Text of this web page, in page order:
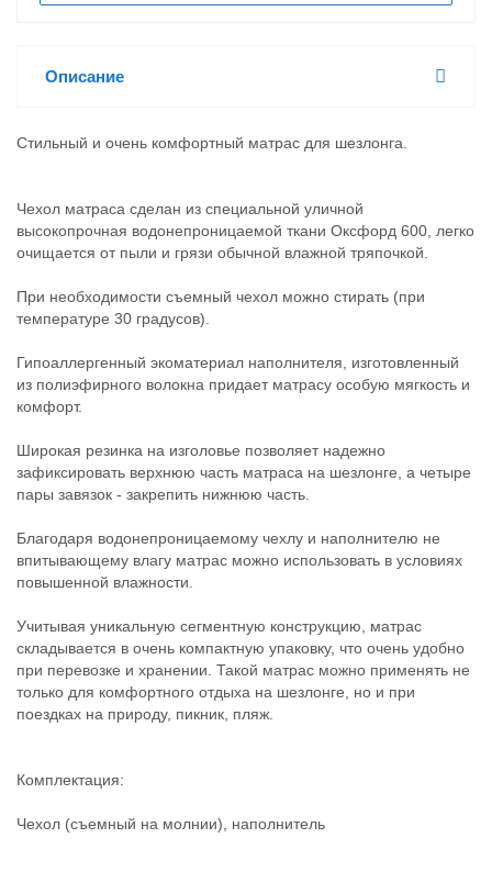
Описание
Стильный и очень комфортный матрас для шезлонга.
Чехол матраса сделан из специальной уличной
высокопрочная водонепроницаемой ткани Оксфорд 600, легко
очищается от пыли и грязи обычной влажной тряпочкой.
При необходимости съемный чехол можно стирать (при
температуре 30 градусов).
Гипоаллергенный экоматериал наполнителя, изготовленный
из полиэфирного волокна придает матрасу особую мягкость и
комфорт.
Широкая резинка на изголовье позволяет надежно
зафиксировать верхнюю часть матраса на шезлонге, а четыре
пары завязок - закрепить нижнюю часть.
Благодаря водонепроницаемому чехлу и наполнителю не
впитывающему влагу матрас можно использовать в условиях
повышенной влажности.
Учитывая уникальную сегментную конструкцию, матрас
складывается в очень компактную упаковку, что очень удобно
при перевозке и хранении. Такой матрас можно применять не
только для комфортного отдыха на шезлонге, но и при
поездках на природу, пикник, пляж.
Комплектация:
Чехол (съемный на молнии), наполнитель